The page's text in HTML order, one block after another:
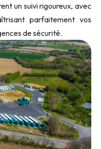
un suivi rigoureux, avec
parfaitement vos
de sécurité.